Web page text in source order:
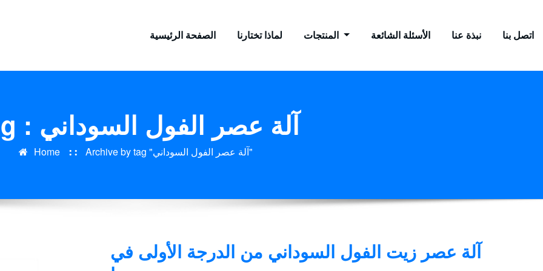
الصفحة الرئيسية لماذا تختارنا الأسئلة الشائعة نبذة عنا اتصل بنا
Tag : آلة عصر الفول السوداني
Home Archive by tag "آلة عصر الفول السوداني"
آلة عصر زيت الفول السوداني من الدرجة الأولى في